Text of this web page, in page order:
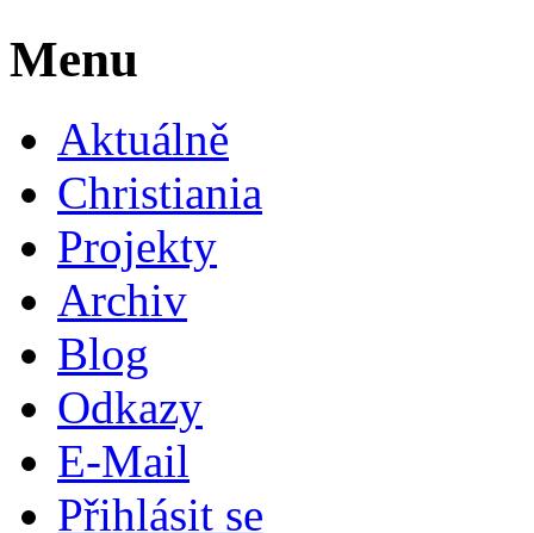
Menu
Aktuálně
Christiania
Projekty
Archiv
Blog
Odkazy
E-Mail
Přihlásit se